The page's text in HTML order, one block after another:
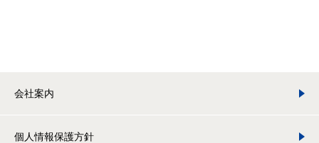
会社案内
個人情報保護方針